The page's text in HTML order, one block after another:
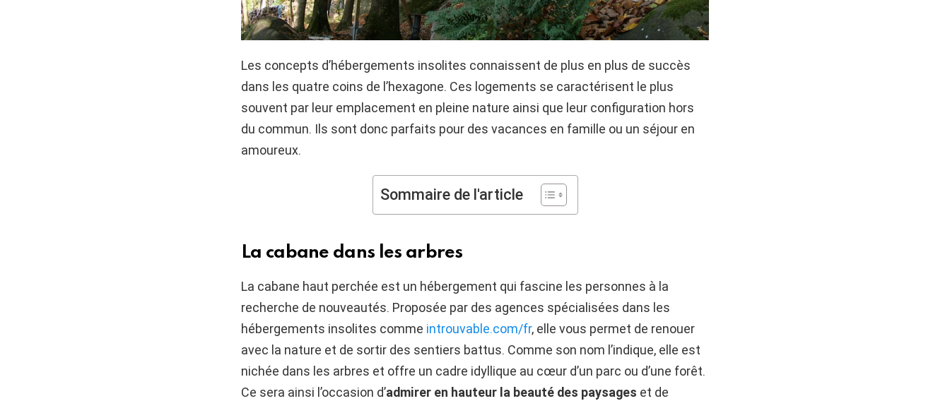
Les concepts d’hébergements insolites connaissent de plus en plus de succès
dans les quatre coins de l’hexagone. Ces logements se caractérisent le plus
souvent par leur emplacement en pleine nature ainsi que leur configuration hors
du commun. Ils sont donc parfaits pour des vacances en famille ou un séjour en
amoureux.
Sommaire de l'article
La cabane dans les arbres
La cabane haut perchée est un hébergement qui fascine les personnes à la
recherche de nouveautés. Proposée par des agences spécialisées dans les
hébergements insolites comme introuvable.com/fr, elle vous permet de renouer
avec la nature et de sortir des sentiers battus. Comme son nom l’indique, elle est
nichée dans les arbres et offre un cadre idyllique au cœur d’un parc ou d’une forêt.
Ce sera ainsi l’occasion d’admirer en hauteur la beauté des paysages et de